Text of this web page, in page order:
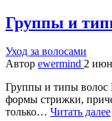
Группы и
Уход за волосами
Автор ewermind 2
Группы и типы волос
формы стрижки,
только… Читать далее